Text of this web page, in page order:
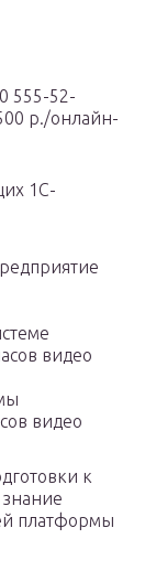
555-52-
р./онлайн-
1С-
видео
видео
к
платформы